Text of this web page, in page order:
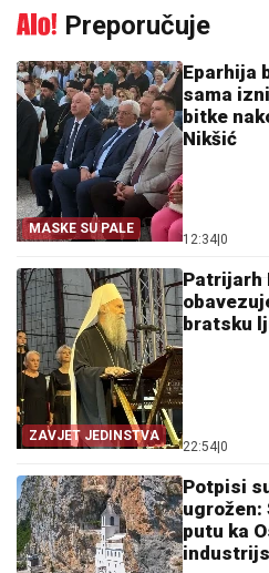
Preporučuje
MASKE SU PALE
Eparhija
sama
bitke
Nikšić
12:34 0
ZAVJET JEDINSTVA
Patrijarh
bratsku
22:54 0
Potpisi
ugrožen:
putu ka